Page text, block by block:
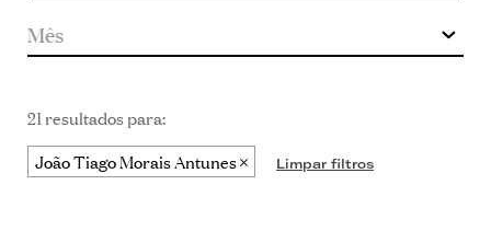
21 resultados para:
João Tiago Morais Antunes
Limpar filtros